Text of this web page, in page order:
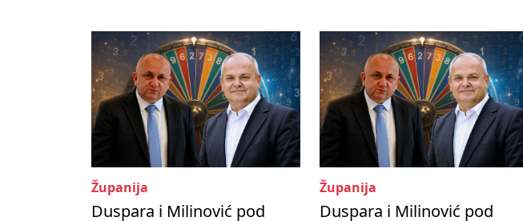
Županija
Duspara i Milinović pod
Županija
Duspara i Milinović pod